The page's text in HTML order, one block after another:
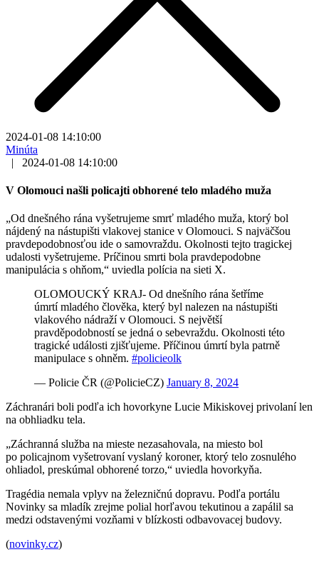
2024-01-08 14:10:00
Minúta
|
2024-01-08 14:10:00
V Olomouci našli policajti obhorené telo mladého muža
„Od dnešného rána vyšetrujeme smrť mladého muža, ktorý bol
nájdený na nástupišti vlakovej stanice v Olomouci. S najväčšou
pravdepodobnosťou ide o samovraždu. Okolnosti tejto tragickej
udalosti vyšetrujeme. Príčinou smrti bola pravdepodobne
manipulácia s ohňom,“ uviedla polícia na sieti X.
OLOMOUCKÝ KRAJ- Od dnešního rána šetříme
úmrtí mladého člověka, který byl nalezen na nástupišti
vlakového nádraží v Olomouci. S největší
pravděpodobností se jedná o sebevraždu. Okolnosti této
tragické události zjišťujeme. Příčinou úmrtí byla patrně
manipulace s ohněm. #policieolk
— Policie ČR (@PolicieCZ) January 8, 2024
Záchranári boli podľa ich hovorkyne Lucie Mikiskovej privolaní len
na obhliadku tela.
„Záchranná služba na mieste nezasahovala, na miesto bol
po policajnom vyšetrovaní vyslaný koroner, ktorý telo zosnulého
ohliadol, preskúmal obhorené torzo,“ uviedla hovorkyňa.
Tragédia nemala vplyv na železničnú dopravu. Podľa portálu
Novinky sa mladík zrejme polial horľavou tekutinou a zapálil sa
medzi odstavenými vozňami v blízkosti odbavovacej budovy.
(novinky.cz)